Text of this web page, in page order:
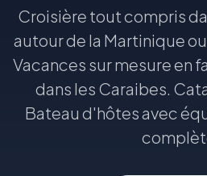
Croisière tout compris
autour de la Martinique
Vacances sur mesure en
dans les Caraibes.
Bateau d'hôtes avec